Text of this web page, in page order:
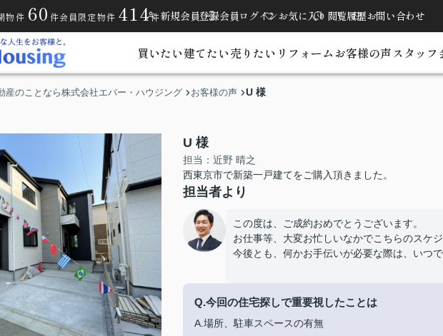
物件 60 件会員限定物件 414件新規会員登録会員ログインお気に入り 閲覧履歴お問い合わせ
買いたい建てたい売りたい リフォーム お客様の声スタッフ
産のことなら株式会社エバー・ハウジング お客様の声 U 様
U 様
担当：近野 晴之
西東京市で新築一戸建てをご購入頂きました。
担当者より
この度は、ご成約おめでとうございます。
お仕事等、大変お忙しいなかでこちらのスケ
今後とも、何かお手伝いが必要な際は、いつ
Q.今回の住宅探しで重要視したことは
A.場所、駐車スペースの有無